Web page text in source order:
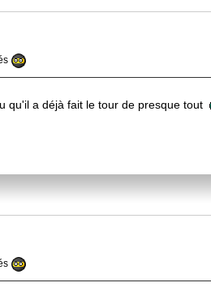
qu'il a déjà fait le tour de presque tout